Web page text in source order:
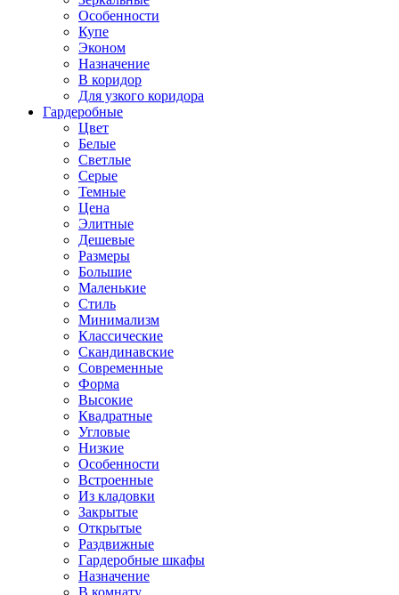
Особенности
Купе
Эконом
Назначение
В коридор
Для узкого коридора
Гардеробные
Цвет
Белые
Светлые
Серые
Темные
Цена
Элитные
Дешевые
Размеры
Большие
Маленькие
Стиль
Минимализм
Классические
Скандинавские
Современные
Форма
Высокие
Квадратные
Угловые
Низкие
Особенности
Встроенные
Из кладовки
Закрытые
Открытые
Раздвижные
Гардеробные шкафы
Назначение
В комнату